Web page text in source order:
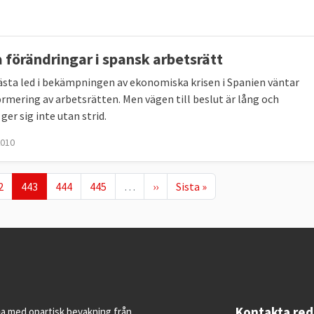
förändringar i spansk arbetsrätt
led i bekämpningen av ekonomiska krisen i Spanien väntar
av arbetsrätten. Men vägen till beslut är lång och
sig inte utan strid.
Nuvarande sida
443 Page
444 Page
445 … Nästa sida
›› Sista sidan
Sista »